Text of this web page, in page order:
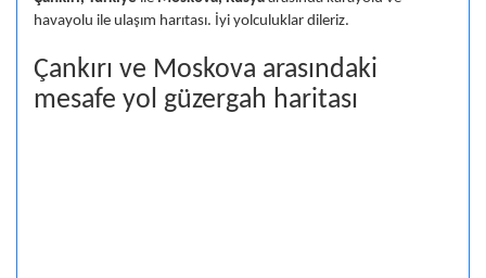
havayolu ile ulaşım harıtası. İyi yolculuklar dileriz.
Çankırı ve Moskova arasındaki
mesafe yol güzergah haritası